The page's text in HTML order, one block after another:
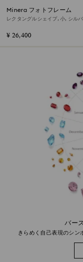
バー
きらめく自己表現のシン
Minera フォトフレーム
レクタングルシェイプ, 小, シル
¥ 26,400